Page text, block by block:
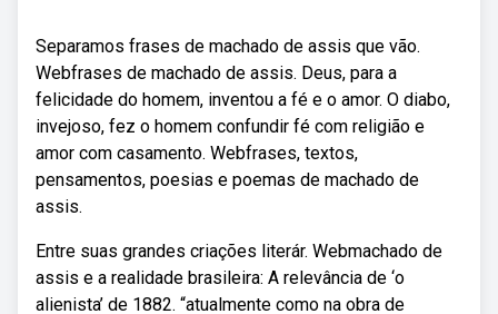
Separamos frases de machado de assis que vão.
Webfrases de machado de assis. Deus, para a
felicidade do homem, inventou a fé e o amor. O diabo,
invejoso, fez o homem confundir fé com religião e
amor com casamento. Webfrases, textos,
pensamentos, poesias e poemas de machado de
assis.
Entre suas grandes criações literár. Webmachado de
assis e a realidade brasileira: A relevância de ‘o
alienista’ de 1882. “atualmente como na obra de